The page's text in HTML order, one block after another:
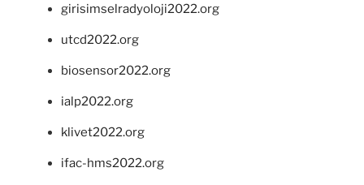
girisimselradyoloji2022.org
utcd2022.org
biosensor2022.org
ialp2022.org
klivet2022.org
ifac-hms2022.org